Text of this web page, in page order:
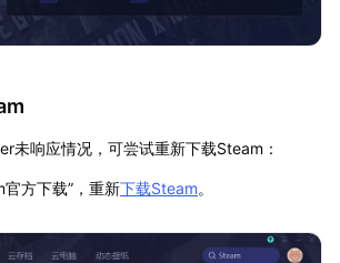
未响应情况，可尝试重新下载Steam：
方下载”，重新下载Steam。